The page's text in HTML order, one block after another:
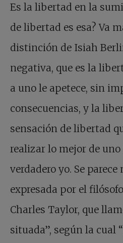
Es la libertad en la
de libertad es esa? Va
distinción de Isiah
negativa, que es la
a uno le apetece, sin
consecuencias, y la
sensación de libertad
realizar lo mejor de
verdadero yo. Se parece
expresada por el
Charles Taylor, que
situada”, según la cual